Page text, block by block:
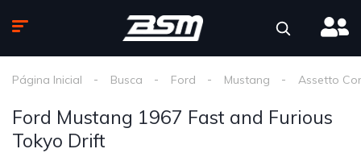
Página Inicial Busca Ford Mustang Assetto
Ford Mustang 1967 Fast and Furious
Tokyo Drift